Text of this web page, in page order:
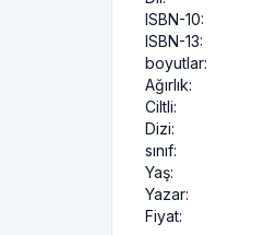
ISBN-10:
ISBN-13:
boyutlar:
Ağırlık:
Ciltli:
Dizi:
sınıf:
Yaş:
Yazar:
Fiyat: